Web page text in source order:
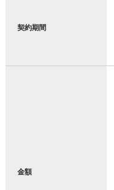
契約期間
金額